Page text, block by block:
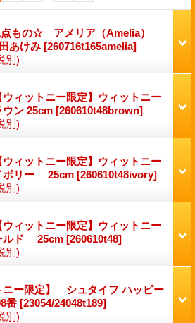
もの☆ アメリア（Amelia）
あけみ [260716t165amelia]
別)
ィットニー限定】ウィットニー
ン 25cm [260610t48brown]
別)
ィットニー限定】ウィットニー
ボリー 25cm [260610t48ivory]
別)
ィットニー限定】ウィットニー
ルド 25cm [260610t48]
別)
ニー限定】 シュタイフ ハッピー
番 [23054/24048t189]
別)